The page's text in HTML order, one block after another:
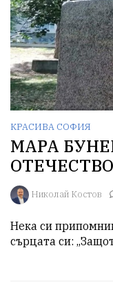
КРАСИВА СОФИЯ
МАРА
Николай Костов
Нека си
сърцата си: